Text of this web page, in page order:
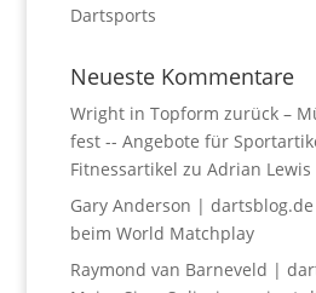
Dartsports
Neueste Kommentare
Wright in Topform zurück –
fest -- Angebote für
Fitnessartikel zu Adrian Lewis
Gary Anderson | dartsblog.de
beim World Matchplay
Raymond van Barneveld |